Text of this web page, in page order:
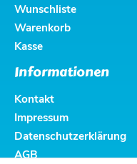
Wunschliste
Warenkorb
Kasse
Informationen
Kontakt
Impressum
Datenschutzerklärung
AGB